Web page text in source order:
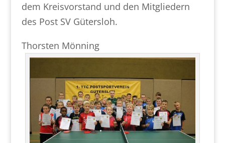
dem Kreisvorstand und den Mitgliedern
des Post SV Gütersloh.
Thorsten Mönning